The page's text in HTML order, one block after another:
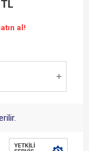
al!